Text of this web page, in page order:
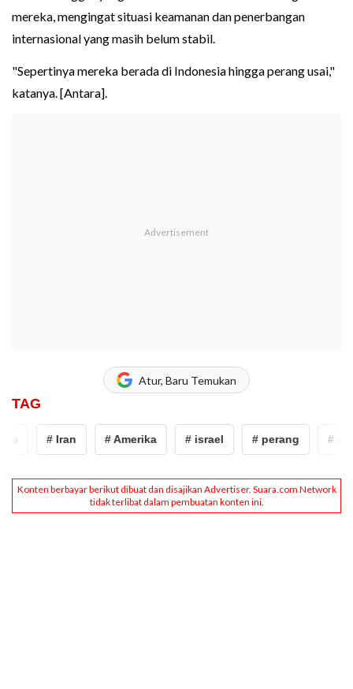
mereka, mengingat situasi keamanan dan penerbangan
internasional yang masih belum stabil.
"Sepertinya mereka berada di Indonesia hingga perang usai,"
katanya. [Antara].
Atur, Baru Temukan
TAG
# Iran # Amerika # israel # perang # arab